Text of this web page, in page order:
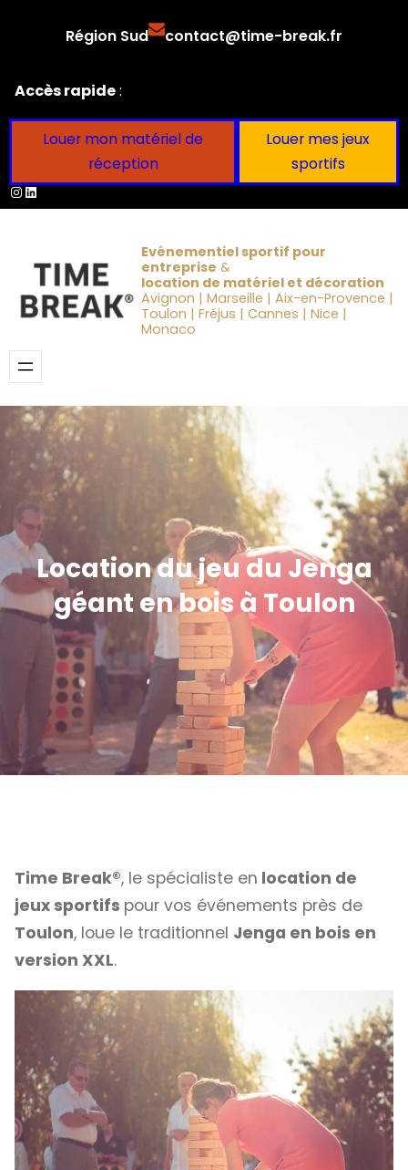
Région Sud contact@time-break.fr
Accès rapide:
Louer mon matériel de
réception
Louer mes jeux
sportifs
Instagram
LinkedIn
Evénementiel sportif pour
entreprise &
location de matériel et décoration
Avignon | Marseille | Aix-en-Provence |
Toulon | Fréjus | Cannes | Nice |
Monaco
Location du jeu du Jenga
géant en bois à Toulon
Time Break®, le spécialiste en location de
jeux sportifs pour vos événements près de
Toulon, loue le traditionnel Jenga en bois en
version XXL.